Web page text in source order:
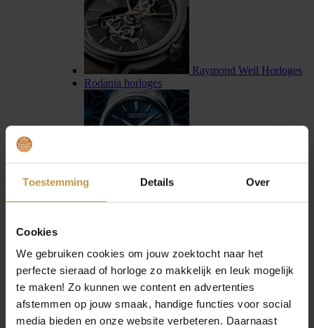
Toestemming Details Over
Cookies
We gebruiken cookies om jouw zoektocht naar het
perfecte sieraad of horloge zo makkelijk en leuk mogelijk
te maken! Zo kunnen we content en advertenties
afstemmen op jouw smaak, handige functies voor social
media bieden en onze website verbeteren. Daarnaast
Raymond Weil Horloges
Rodania horloges
Seiko Astron horloges
Sternglas horloges